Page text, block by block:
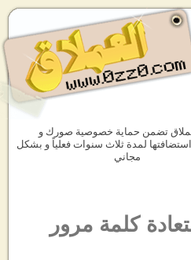
تضمن حماية خصوصية صورك و
استضافتها لمدة ثلاث سنوات فعلياً و بشكل
مجاني
كلمة مرور